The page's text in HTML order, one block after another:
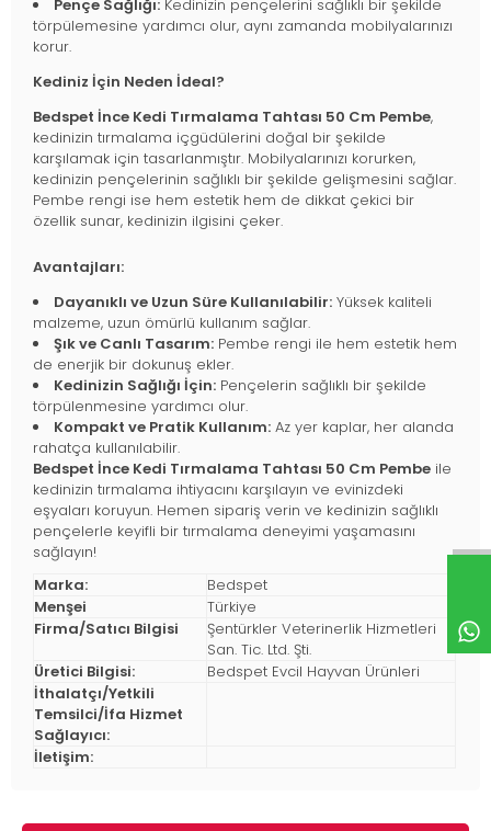
Pençe Sağlığı: Kedinizin pençelerini sağlıklı bir şekilde
törpülemesine yardımcı olur, aynı zamanda mobilyalarınızı
korur.
Kediniz İçin Neden İdeal?
Bedspet İnce Kedi Tırmalama Tahtası 50 Cm Pembe,
kedinizin tırmalama içgüdülerini doğal bir şekilde
karşılamak için tasarlanmıştır. Mobilyalarınızı korurken,
kedinizin pençelerinin sağlıklı bir şekilde gelişmesini sağlar.
Pembe rengi ise hem estetik hem de dikkat çekici bir
özellik sunar, kedinizin ilgisini çeker.
Avantajları:
Dayanıklı ve Uzun Süre Kullanılabilir: Yüksek kaliteli
malzeme, uzun ömürlü kullanım sağlar.
Şık ve Canlı Tasarım: Pembe rengi ile hem estetik hem
de enerjik bir dokunuş ekler.
Kedinizin Sağlığı İçin: Pençelerin sağlıklı bir şekilde
törpülenmesine yardımcı olur.
Kompakt ve Pratik Kullanım: Az yer kaplar, her alanda
rahatça kullanılabilir.
Bedspet İnce Kedi Tırmalama Tahtası 50 Cm Pembe ile
kedinizin tırmalama ihtiyacını karşılayın ve evinizdeki
eşyaları koruyun. Hemen sipariş verin ve kedinizin sağlıklı
pençelerle keyifli bir tırmalama deneyimi yaşamasını
sağlayın!
Marka:
Bedspet
Menşei
Türkiye
Firma/Satıcı Bilgisi
Şentürkler Veterinerlik Hizmetleri
San. Tic. Ltd. Şti.
Üretici Bilgisi:
Bedspet Evcil Hayvan Ürünleri
İthalatçı/Yetkili
Temsilci/İfa Hizmet
Sağlayıcı:
İletişim: